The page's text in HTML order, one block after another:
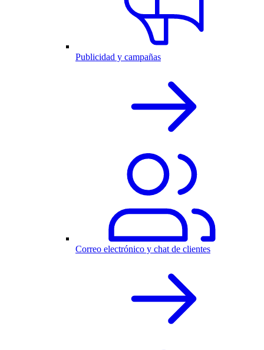
Publicidad y campañas
Correo electrónico y chat de clientes